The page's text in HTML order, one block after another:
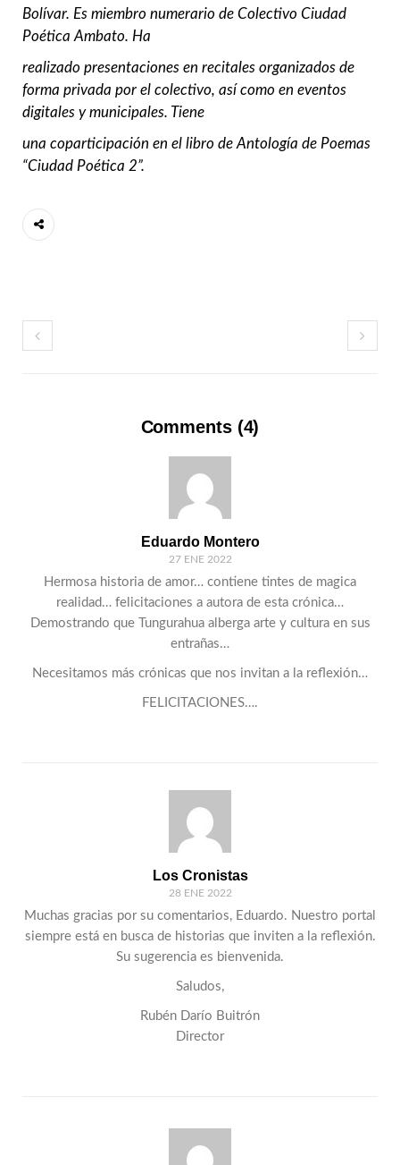
Bolívar. Es miembro numerario de Colectivo Ciudad
Poética Ambato. Ha
realizado presentaciones en recitales organizados de
forma privada por el colectivo, así como en eventos
digitales ymunicipales. Tiene
una coparticipación en el libro de Antología de Poemas
“Ciudad Poética 2”.
Comments (4)
Eduardo Montero
27 ENE 2022
Hermosa historia de amor… contiene tintes de magica
realidad… felicitaciones a autora de esta crónica…
Demostrando que Tungurahua alberga arte y cultura en sus
entrañas…
Necesitamos más crónicas que nos invitan a la reflexión…
FELICITACIONES….
Los Cronistas
28 ENE 2022
Muchas gracias por su comentarios, Eduardo. Nuestro portal
siempre está en busca de historias que inviten a la reflexión.
Su sugerencia es bienvenida.
Saludos,
Rubén Darío Buitrón
Director